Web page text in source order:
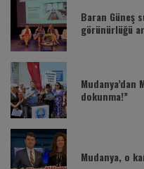
Baran Güneş
görünürlüğü
Mudanya’dan
dokunma!”
Mudanya, o